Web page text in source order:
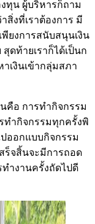
ทุน ผู้บริหารก็ถาม
สิ่งที่เราต้องการ มี
ยงการสนับสนุนเงิน
ดท้ายเราก็ได้เป็นก
เงินเข้ากลุ่มสภา
คือ การทำกิจกรรม
ทำกิจกรรมทุกครั้งพิ
ออกแบบกิจกรรม
ร็จสิ้นจะมีการถอด
ทำงานครั้งถัดไปดี